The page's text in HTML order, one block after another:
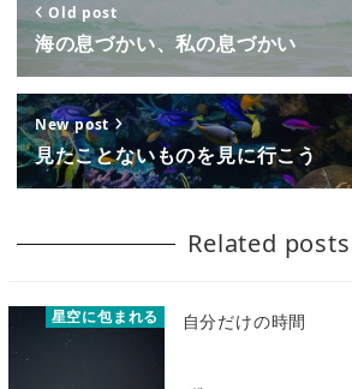
Old post
海の息づかい、私の息づかい
New post
見たことないものを見に行こう
Related posts
星空に包まれる 自分だけの時間